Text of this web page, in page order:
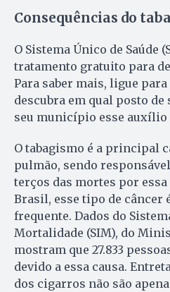
Consequências do
O Sistema Único de Saúde
tratamento gratuito para
Para saber mais, ligue para
descubra em qual posto de
seu município esse
O tabagismo é a principal
pulmão, sendo
terços das mortes por
Brasil, esse tipo de câncer
frequente. Dados do
Mortalidade (SIM), do
mostram que 27.833
devido a essa causa.
dos cigarros não são